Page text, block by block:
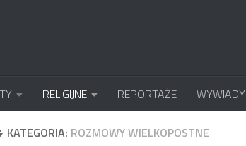
RELIGIJNE REPORTAŻE WYWIADY
KATEGORIA: ROZMOWY WIELKOPOSTNE